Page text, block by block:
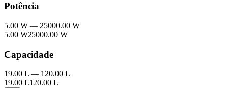
Potência
5.00 W — 25000.00 W
5.00 W25000.00 W
Capacidade
19.00 L — 120.00 L
19.00 L120.00 L